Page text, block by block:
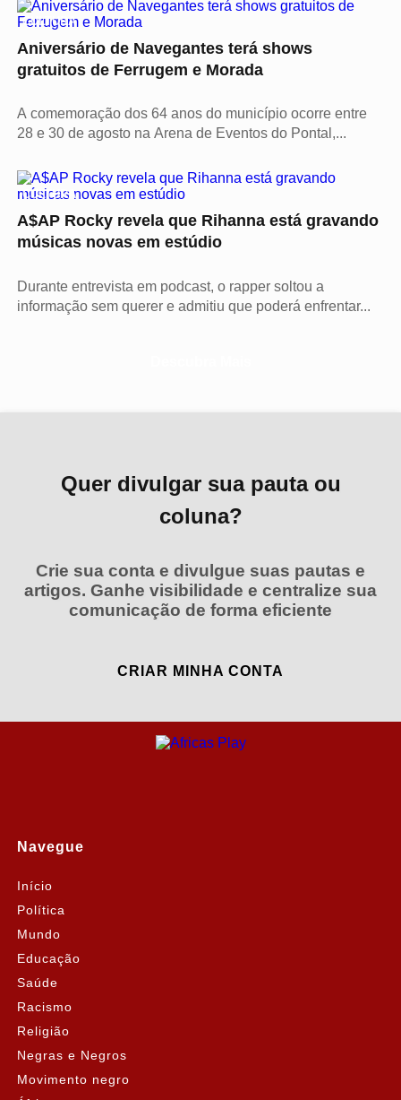
CULTURA
Aniversário de Navegantes terá shows
gratuitos de Ferrugem e Morada
A comemoração dos 64 anos do município ocorre entre
28 e 30 de agosto na Arena de Eventos do Pontal,...
CULTURA
A$AP Rocky revela que Rihanna está gravando
músicas novas em estúdio
Durante entrevista em podcast, o rapper soltou a
informação sem querer e admitiu que poderá enfrentar...
Quer divulgar sua pauta ou
coluna?
Crie sua conta e divulgue suas pautas e
artigos. Ganhe visibilidade e centralize sua
comunicação de forma eficiente
CRIAR MINHA CONTA
Navegue
Início
Política
Mundo
Educação
Saúde
Racismo
Religião
Negras e Negros
Movimento negro